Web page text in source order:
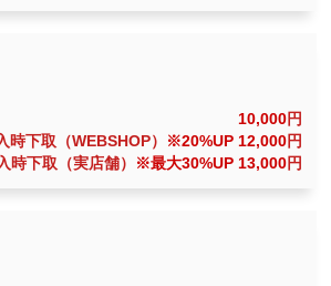
10,000円
時下取（WEBSHOP）
※20%UP 12,000円
時下取（実店舗）
※最大30%UP 13,000円